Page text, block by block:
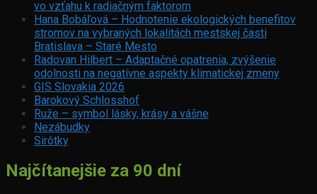
vo vzťahu k radiačným faktorom
Hana Bobáľová – Hodnotenie ekologických benefitov
stromov na vybraných lokalitách mestskej časti
Bratislava – Staré Mesto
Radovan Hilbert – Adaptačné opatrenia, zvýšenie
odolnosti na negatívne aspekty klimatickej zmeny
GIS Slovakia 2026
Barokový Schlosshof
Ruže – symbol lásky, krásy a vášne
Nezábudky
Sirôtky
Najčítanejšie za 90 dní